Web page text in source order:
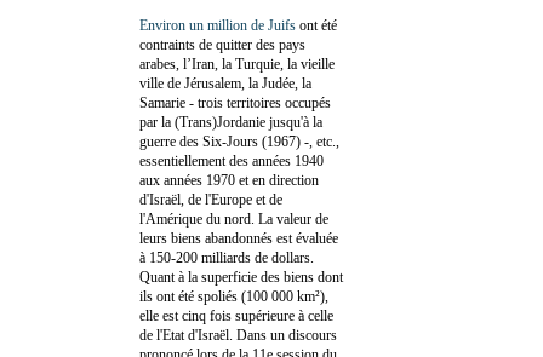
Environ un million de Juifs ont été
contraints de quitter des pays
arabes, l’Iran, la Turquie, la vieille
ville de Jérusalem, la Judée, la
Samarie - trois territoires occupés
par la (Trans)Jordanie jusqu'à la
guerre des Six-Jours (1967) -, etc.,
essentiellement des années 1940
aux années 1970 et en direction
d'Israël, de l'Europe et de
l'Amérique du nord. La valeur de
leurs biens abandonnés est évaluée
à 150-200 milliards de dollars.
Quant à la superficie des biens dont
ils ont été spoliés (100 000 km²),
elle est cinq fois supérieure à celle
de l'Etat d'Israël. Dans un discours